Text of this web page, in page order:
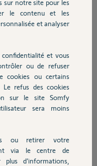
n’arrive pas piloter mes
discussion
sur notre site pour les
le contenu et les
et analyser
et vous
ou de refuser
cookies ou certains
Le refus des cookies
sur le site Somfy
sera moins
ou retirer votre
via le centre de
d’informations,